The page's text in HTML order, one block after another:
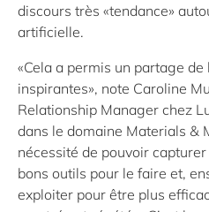
discours très «tendance»
artificielle.
«Cela a permis un partage
inspirantes», note Caroline
Relationship Manager chez
dans le domaine Materials &
nécessité de pouvoir
bons outils pour le faire et,
exploiter pour être plus